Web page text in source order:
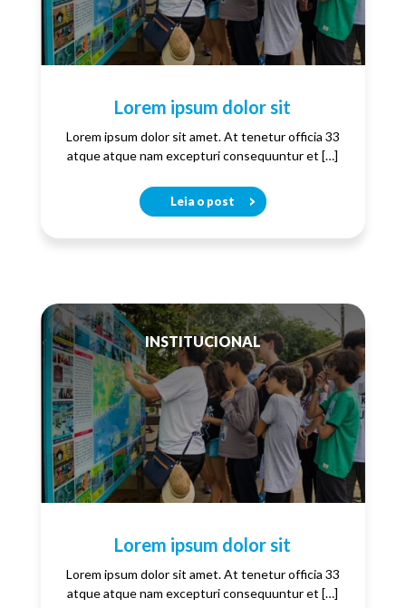
Lorem ipsum dolor sit
Lorem ipsum dolor sit amet. At tenetur officia 33
atque atque nam excepturi consequuntur et […]
Leia o post
INSTITUCIONAL
Lorem ipsum dolor sit
Lorem ipsum dolor sit amet. At tenetur officia 33
atque atque nam excepturi consequuntur et […]